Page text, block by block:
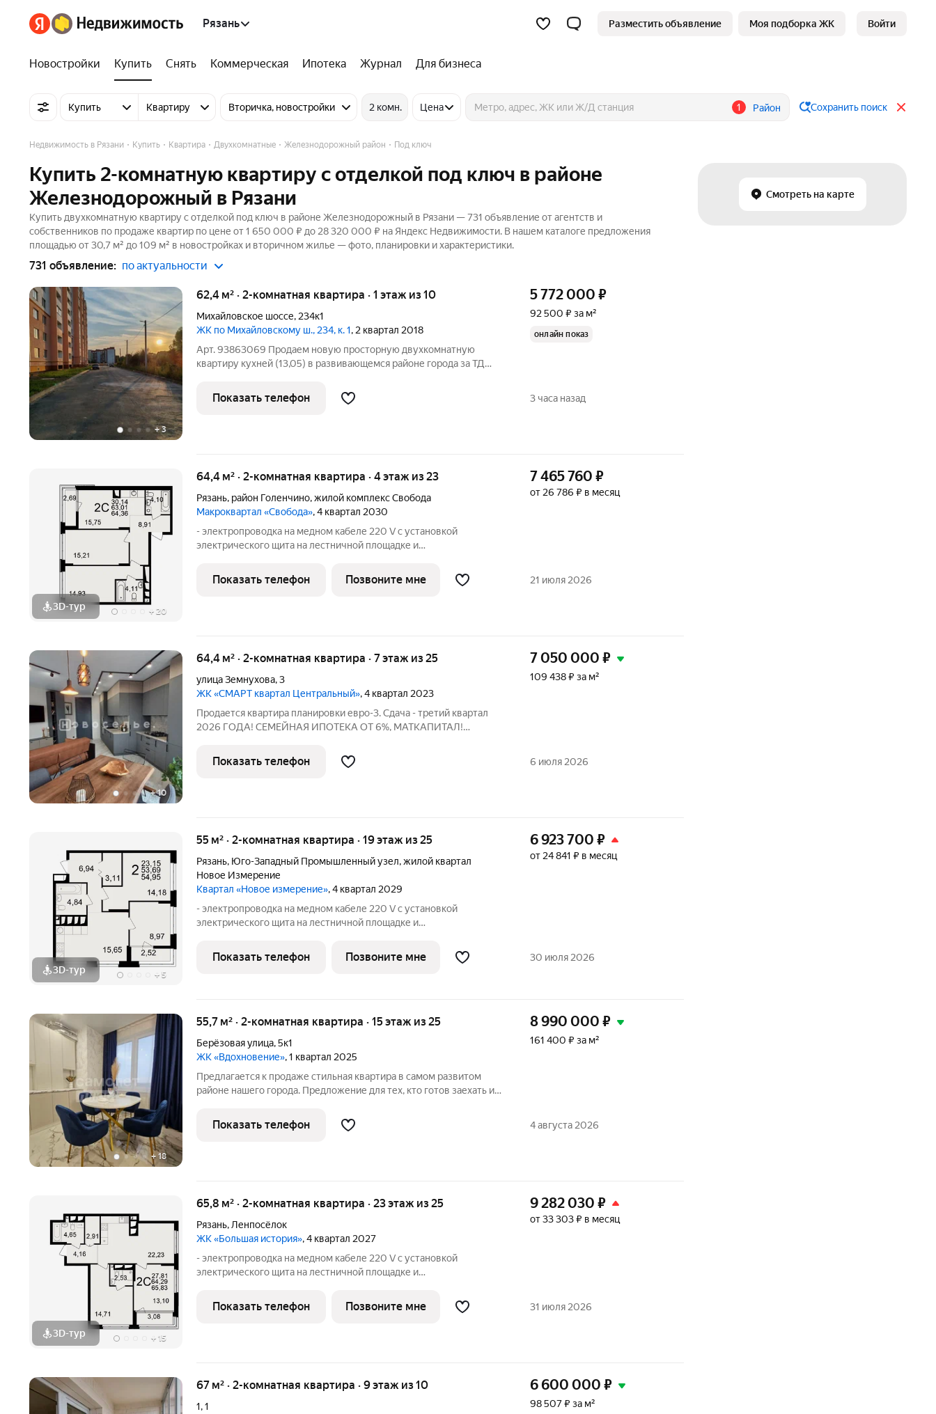
Рязань Разместить объявление Моя подборка ЖК Войти
Новостройки Купить Снять Коммерческая Ипотека Журнал Для бизнеса
Купить Квартиру Вторичка, новостройки 2 комн. Цена 1 Район Сохранить поиск
Смотреть на карте
Недвижимость в Рязани Купить Квартира Двухкомнатные Железнодорожный район Под ключ
Купить 2-комнатную квартиру с отделкой под ключ в районе
Железнодорожный в Рязани
Купить двухкомнатную квартиру с отделкой под ключ в районе Железнодорожный в Рязани — 731 объявление от агентств и
собственников по продаже квартир по цене от 1 650 000 ₽ до 28 320 000 ₽ на Яндекс Недвижимости. В нашем каталоге предложения
площадью от 30,7 м² до 109 м² в новостройках и вторичном жилье — фото, планировки и характеристики.
731 объявление: по актуальности
+3
62,4 м² · 2-комнатная квартира · 1 этаж из 10
Михайловское шоссе, 234к1
ЖК по Михайловскому ш., 234, к. 1, 2 квартал 2018
Арт. 93863069 Продаем новую просторную двухкомнатную
квартиру кухней (13,05) в развивающемся районе города за ТД
в кирпичном доме с наружным утеплением! Возможна покупка в
ипотеку, в том числе
5 772 000 ₽
92 500 ₽ за м²
онлайн показ
Показать телефон 3 часа назад
3D-тур + 20
64,4 м² · 2-комнатная квартира · 4 этаж из 23
Рязань, район Голенчино,жилой комплекс Свобода
Макроквартал «Свобода», 4 квартал 2030
- электропроводка на медном кабеле 220 V с установкой
электрического щита на лестничной площадке и
стен, кроме стен лоджий, откосов дверных и оконных проемов,
ниш прохождения стояков
7 465 760 ₽
от 26 786 ₽ в месяц
Показать телефон Позвоните мне 21 июля 2026
+10
64,4 м² · 2-комнатная квартира · 7 этаж из 25
улица Земнухова,3
ЖК «СМАРТ квартал Центральный», 4 квартал 2023
Продается квартира планировки евро-3. Сдача - третий квартал
2026 ГОДА! СЕМЕЙНАЯ ИПОТЕКА ОТ 6%, МАТКАПИТАЛ!
ПЛАТЕЖА! ВОЕННЫЙ СЕРТФИКАТ! РЕМОНТ ОТ ЗАСТРОЙЩИКА!
Окна выходят на разные стороны дома, на
7 050 000 ₽
109 438 ₽ за м²
Показать телефон 6 июля 2026
3D-тур + 5
55 м² · 2-комнатная квартира · 19 этаж из 25
Рязань, Юго-Западный Промышленный узел,жилой квартал
Новое Измерение
Квартал «Новое измерение», 4 квартал 2029
- электропроводка на медном кабеле 220 V с установкой
электрического щита на лестничной площадке и
стен, кроме стен лоджий, откосов дверных и оконных проемов,
ниш прохождения стояков
6 923 700 ₽
от 24 841 ₽ в месяц
Показать телефон Позвоните мне 30 июля 2026
+ 18
55,7 м² · 2-комнатная квартира · 15 этаж из 25
Берёзовая улица,5к1
ЖК «Вдохновение», 1 квартал 2025
Предлагается к продаже стильная квартира в самом развитом
районе нашего города. Предложение для тех, кто готов заехать и
ремонт. В квартире выполнен новый современный дизайнерский
ремонт,
8 990 000 ₽
161 400 ₽ за м²
Показать телефон 4 августа 2026
3D-тур + 15
65,8 м² · 2-комнатная квартира · 23 этаж из 25
Рязань, Ленпосёлок
ЖК «Большая история», 4 квартал 2027
- электропроводка на медном кабеле 220 V с установкой
электрического щита на лестничной площадке и
стен кроме экрана ограждений лоджий, откосов дверных и
оконных проемов, ниш прохождения
9 282 030 ₽
от 33 303 ₽ в месяц
Показать телефон Позвоните мне 31 июля 2026
67 м² · 2-комнатная квартира · 9 этаж из 10
1,1
6 600 000 ₽
98 507 ₽ за м²